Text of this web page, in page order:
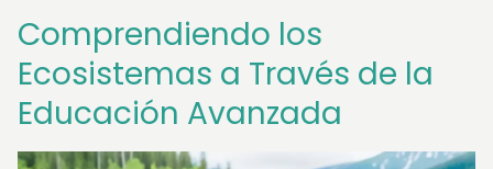
Comprendiendo los
Ecosistemas a Través de la
Educación Avanzada